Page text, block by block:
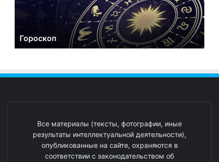
Гороскоп
Все материалы (тексты, фотографии, иные
результаты интеллектуальной деятельности),
опубликованные на сайте, охраняются в
соответствии с законодательством об